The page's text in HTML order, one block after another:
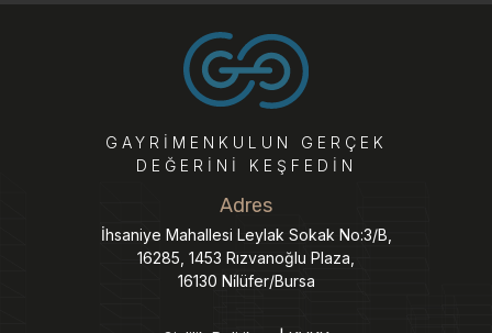
Adres
İhsaniye Mahallesi Leylak Sokak No:3/B,
16285, 1453 Rızvanoğlu Plaza,
16130 Ni̇lüfer/Bursa
GAYRIMENKULUN GERÇEK
DEĞERINI KEŞFEDIN